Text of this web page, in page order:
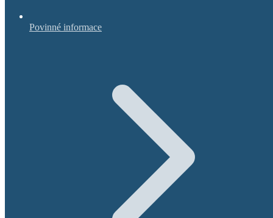
Povinné informace